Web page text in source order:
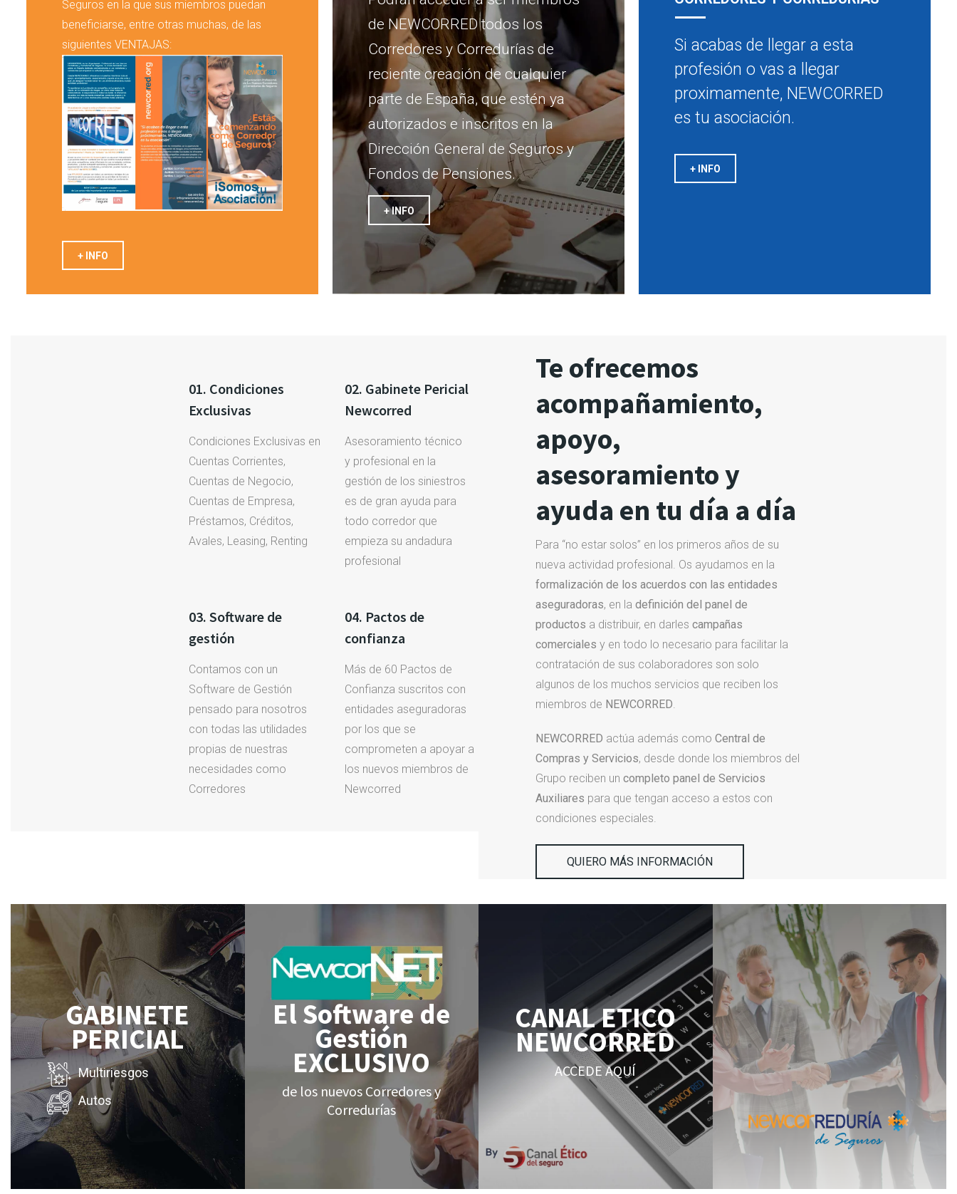
Seguros en la que sus miembros puedan
beneficiarse, entre otras muchas, de las
siguientes VENTAJAS:
+ INFO
de NEWCORRED todos los
Corredores y Corredurías de
reciente creación de cualquier
parte de España, que estén ya
autorizados e inscritos en la
Dirección General de Seguros y
Fondos de Pensiones.
+ INFO
Si acabas de llegar a esta
profesión o vas a llegar
proximamente, NEWCORRED
es tu asociación.
+ INFO
01. Condiciones
Exclusivas
Condiciones Exclusivas en
Cuentas Corrientes,
Cuentas de Negocio,
Cuentas de Empresa,
Préstamos, Créditos,
Avales, Leasing, Renting
02. Gabinete Pericial
Newcorred
Asesoramiento técnico
y profesional en la
gestión de los siniestros
es de gran ayuda para
todo corredor que
empieza su andadura
profesional
03. Software de
gestión
Contamos con un
Software de Gestión
pensado para nosotros
con todas las utilidades
propias de nuestras
necesidades como
Corredores
04. Pactos de
confianza
Más de 60 Pactos de
Confianza suscritos con
entidades aseguradoras
por los que se
comprometen a apoyar a
los nuevos miembros de
Newcorred
Te ofrecemos
acompañamiento,
apoyo,
asesoramiento y
ayuda en tu día a día
Para “no estar solos” en los primeros años de su
nueva actividad profesional. Os ayudamos en la
formalización de los acuerdos con las entidades
aseguradoras, en la definición del panel de
productos a distribuir, en darles campañas
comerciales y en todo lo necesario para facilitar la
contratación de sus colaboradores son solo
algunos de los muchos servicios que reciben los
miembros de NEWCORRED.
NEWCORRED actúa además como Central de
Compras y Servicios, desde donde los miembros del
Grupo reciben un completo panel de Servicios
Auxiliares para que tengan acceso a estos con
condiciones especiales.
QUIERO MÁS INFORMACIÓN
GABINETE
PERICIAL
Multiriesgos
Autos
El Software de
Gestión
EXCLUSIVO
de los nuevos Corredores y
Corredurías
CANAL ETICO
NEWCORRED
ACCEDE AQUÍ